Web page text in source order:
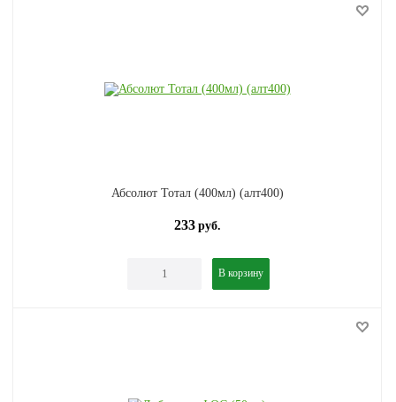
Абсолют Тотал (400мл) (алт400)
233 руб.
В корзину